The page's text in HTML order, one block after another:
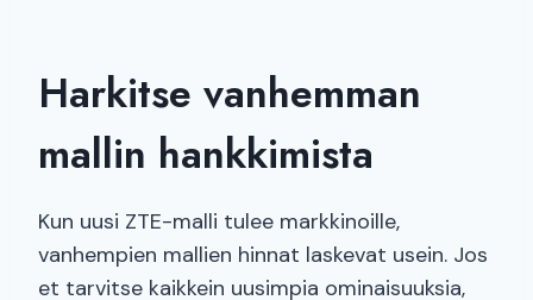
Harkitse vanhemman
mallin hankkimista
Kun uusi ZTE-malli tulee markkinoille,
vanhempien mallien hinnat laskevat usein. Jos
et tarvitse kaikkein uusimpia ominaisuuksia,